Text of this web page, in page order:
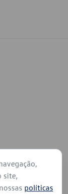
site,
políticas